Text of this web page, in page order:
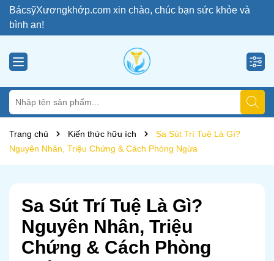
BácsỹXươngkhớp.com xin chào, chúc bạn sức khỏe và
bình an!
Trang chủ Kiến thức hữu ích
Sa Sút Trí Tuệ Là Gì?
Nguyên Nhân, Triệu Chứng & Cách Phòng Ngừa
Sa Sút Trí Tuệ Là Gì?
Nguyên Nhân, Triệu
Chứng & Cách Phòng